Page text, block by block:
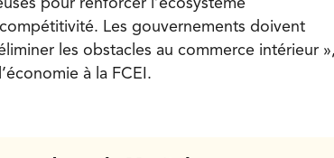
Les gouvernements doivent
les obstacles au commerce intérieur
à la FCEI.